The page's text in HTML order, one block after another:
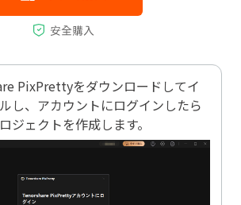
PixPrettyをダウンロードしてイ
し、アカウントにログインしたら
ジェクトを作成します。